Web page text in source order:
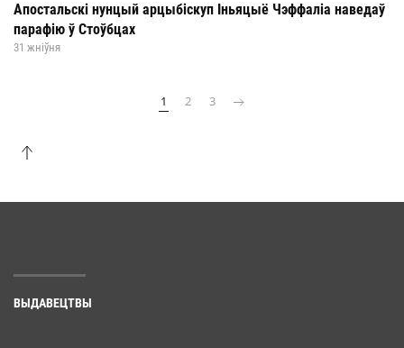
Апостальскі нунцый арцыбіскуп Іньяцыё Чэффаліа наведаў
парафію ў Стоўбцах
31 жніўня
1 2 3
ВЫДАВЕЦТВЫ